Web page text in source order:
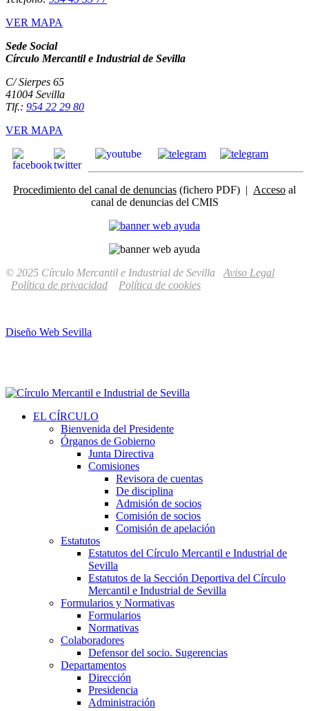
VER MAPA
Sede Social
Círculo Mercantil e Industrial de Sevilla
C/ Sierpes 65
41004 Sevilla
Tlf.: 954 22 29 80
VER MAPA
Procedimiento del canal de denuncias (fichero PDF) | Acceso al
canal de denuncias del CMIS
© 2025 Círculo Mercantil e Industrial de Sevilla Aviso Legal
Política de privacidad
Política de cookies
Diseño Web Sevilla
EL CÍRCULO
Bienvenida del Presidente
Órganos de Gobierno
Junta Directiva
Comisiones
Revisora de cuentas
De disciplina
Admisión de socios
Comisión de socios
Comisión de apelación
Estatutos
Estatutos del Círculo Mercantil e Industrial de
Sevilla
Estatutos de la Sección Deportiva del Círculo
Mercantil e Industrial de Sevilla
Formularios y Normativas
Formularios
Normativas
Colaboradores
Defensor del socio. Sugerencias
Departamentos
Dirección
Presidencia
Administración